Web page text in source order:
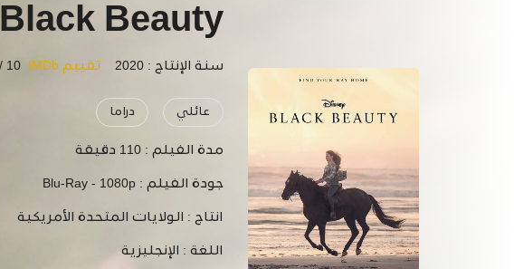
Black Beauty
سنة الإنتاج : 2020 تقييم IMDb 10 /
عائلي دراما
مدة الفيلم :110 دقيقة
جودة الفيلم :Blu-Ray - 1080p
انتاج : الولايات المتحدة الأمريكية
اللغة : الإنجليزية